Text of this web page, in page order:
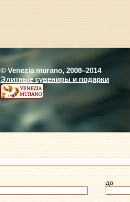
© Venezia murano, 2008–2014
Элитные сувениры и подарки
до